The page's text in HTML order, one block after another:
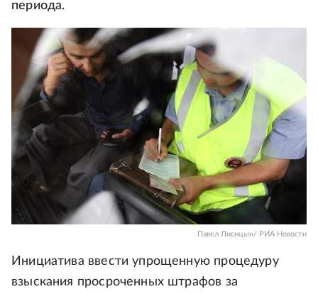
периода.
Павел Лисицын/ РИА Новости
Инициатива ввести упрощенную процедуру
взыскания просроченных штрафов за